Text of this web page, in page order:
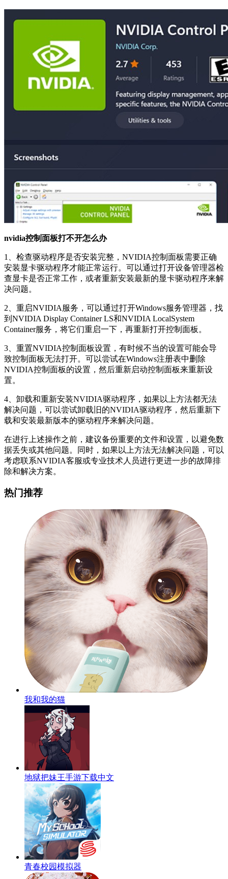
nvidia控制面板打不开怎么办
1、检查驱动程序是否安装完整，NVIDIA控制面板需要正确
安装显卡驱动程序才能正常运行。可以通过打开设备管理器检
查显卡是否正常工作，或者重新安装最新的显卡驱动程序来解
决问题。
2、重启NVIDIA服务，可以通过打开Windows服务管理器，找
到NVIDIA Display Container LS和NVIDIA LocalSystem
Container服务，将它们重启一下，再重新打开控制面板。
3、重置NVIDIA控制面板设置，有时候不当的设置可能会导
致控制面板无法打开。可以尝试在Windows注册表中删除
NVIDIA控制面板的设置，然后重新启动控制面板来重新设
置。
4、卸载和重新安装NVIDIA驱动程序，如果以上方法都无法
解决问题，可以尝试卸载旧的NVIDIA驱动程序，然后重新下
载和安装最新版本的驱动程序来解决问题。
在进行上述操作之前，建议备份重要的文件和设置，以避免数
据丢失或其他问题。同时，如果以上方法无法解决问题，可以
考虑联系NVIDIA客服或专业技术人员进行更进一步的故障排
除和解决方案。
热门推荐
我和我的猫
地狱把妹王手游下载中文
青春校园模拟器